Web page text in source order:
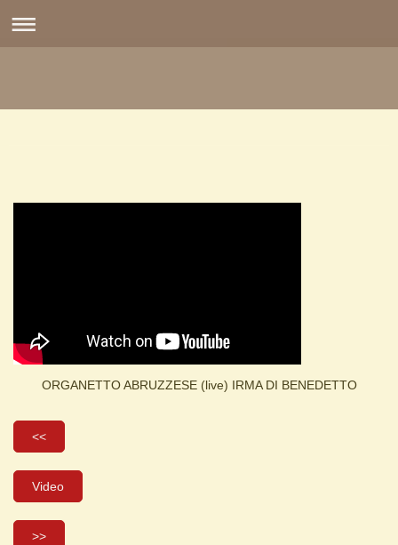
ORGANETTO ABRUZZESE (live) IRMA DI BENEDETTO
<<
Video
>>